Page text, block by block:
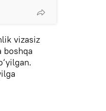
vizasiz
boshqa